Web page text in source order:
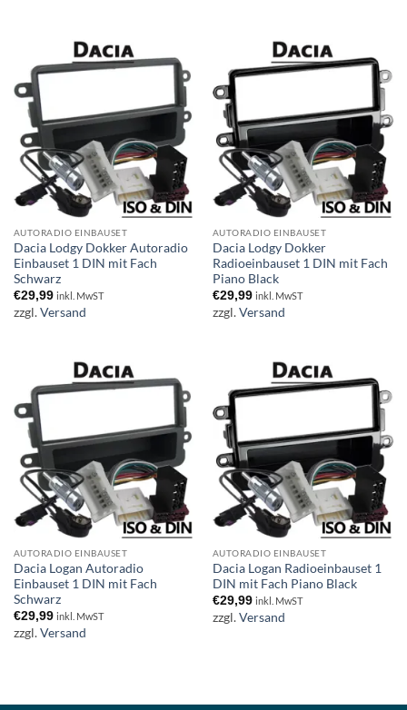
AUTORADIO EINBAUSET
Dacia Lodgy Dokker Autoradio
Einbauset 1 DIN mit Fach
Schwarz
€29,99 inkl. MwST
zzgl.Versand
AUTORADIO EINBAUSET
Dacia Lodgy Dokker
Radioeinbauset 1 DIN mit Fach
Piano Black
€29,99 inkl. MwST
zzgl.Versand
AUTORADIO EINBAUSET
Dacia Logan Autoradio
Einbauset 1 DIN mit Fach
Schwarz
€29,99 inkl. MwST
zzgl.Versand
AUTORADIO EINBAUSET
Dacia Logan Radioeinbauset 1
DIN mit Fach Piano Black
€29,99 inkl. MwST
zzgl.Versand